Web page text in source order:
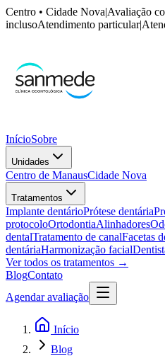
Centro • Cidade Nova|Avaliação
inclusoAtendimento particular|
InícioSobre
Unidades
Centro de ManausCidade Nova
Tratamentos
Implante dentárioPrótese dentária
protocoloOrtodontiaAlinhadores
dentalTratamento de canalFacetas
dentáriaHarmonização facial
Ver todos os tratamentos →
BlogContato
Agendar avaliação
Início
Blog